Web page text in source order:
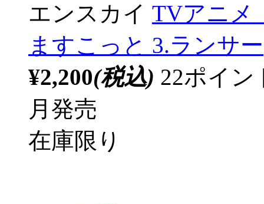
エンスカイ TVアニメ
ますこっと 3.ランサー
¥2,200(税込) 22ポイ
月発売
在庫限り